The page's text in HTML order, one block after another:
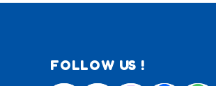
FOLLOW US !